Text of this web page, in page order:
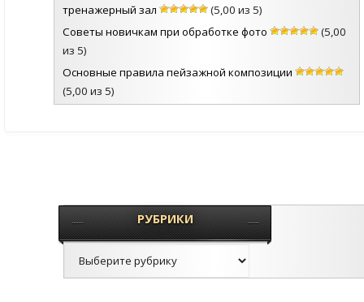
тренажерный зал
(5,00 из 5)
Советы новичкам при обработке фото
(5,00
из 5)
Основные правила пейзажной композиции
(5,00 из 5)
РУБРИКИ